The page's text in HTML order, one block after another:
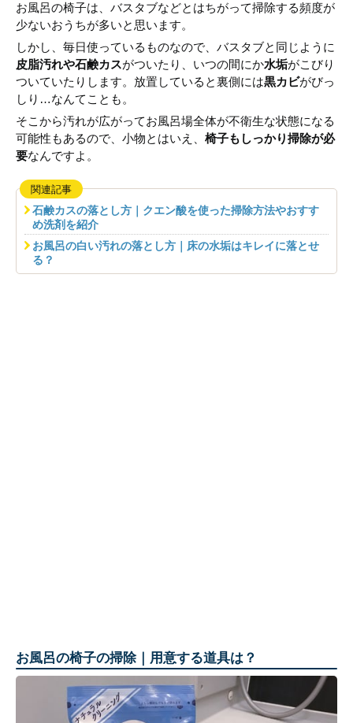
お風呂の椅子は、バスタブなどとはちがって掃除する頻度が
少ないおうちが多いと思います。
しかし、毎日使っているものなので、バスタブと同じように
皮脂汚れや石鹸カスがついたり、いつの間にか水垢がこびり
ついていたりします。放置していると裏側には黒カビがびっ
しり…なんてことも。
そこから汚れが広がってお風呂場全体が不衛生な状態になる
可能性もあるので、小物とはいえ、 椅子もしっかり掃除が必
要なんですよ。
関連記事
石鹸カスの落とし方｜クエン酸を使った掃除方法やおすす
め洗剤を紹介
お風呂の白い汚れの落とし方｜床の水垢はキレイに落とせ
る？
お風呂の椅子の掃除｜用意する道具は？